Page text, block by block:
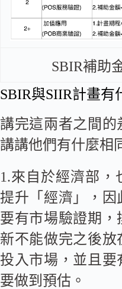
SBIR補助
SBIR與SIIR計畫有
講完這兩者之間
講講他們有什麼相
1.來自於經濟部，
提升「經濟」，因
要有市場驗證期，
新不能做完之後
投入市場，並且要
要做到預估。